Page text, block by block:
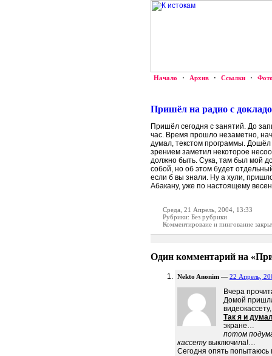
Начало · Архив · Ссылки ·
Пришёл на радио с
Пришёл сегодня с занятий. До
час. Время прошло незаметно,
думал, текстом программы.
зрением заметил некоторое
должно быть. Сука, там был мой
собой, но об этом будет
если б вы знали. Ну а хули,
Абакану, уже по настоящему
Среда, 21 Апрель, 2004, 13:33
Рубрики: Без рубрики
Комментироваие и пингование
Один комментарий на
Nekto Anonim — 22 Апрель,
Вчера
Домой
Так я и
экране…
потом
кассетувыключила!…
Сегодня опять